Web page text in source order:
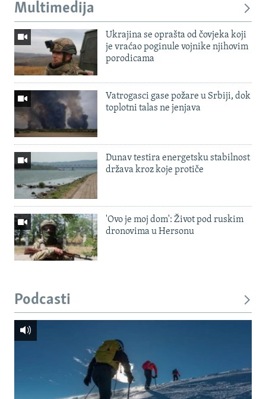
Multimedija
Ukrajina se oprašta od čovjeka koji
je vraćao poginule vojnike njihovim
porodicama
Vatrogasci gase požare u Srbiji, dok
toplotni talas ne jenjava
Dunav testira energetsku stabilnost
država kroz koje protiče
'Ovo je moj dom': Život pod ruskim
dronovima u Hersonu
Podcasti